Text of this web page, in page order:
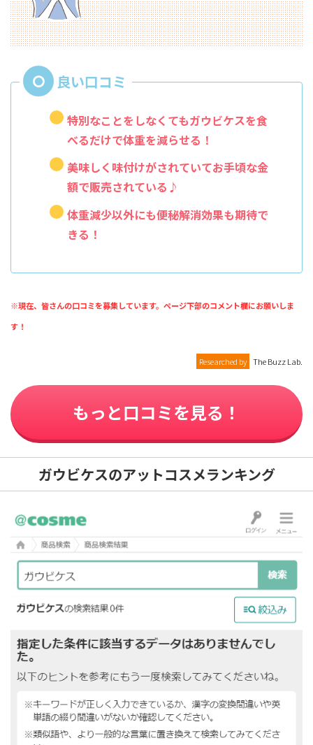
特別なことをしなくてもガウビケスを食
べるだけで体重を減らせる！
美味しく味付けがされていてお手頃な金
額で販売されている♪
体重減少以外にも便秘解消効果も期待で
きる！
※現在、皆さんの口コミを募集しています。ページ下部のコメント欄にお願いしま
す！
Researched by The Buzz Lab.
もっと口コミを見る！
ガウビケスのアットコスメランキング